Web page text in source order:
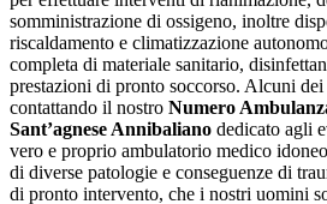
somministrazione di ossigeno, inoltre
riscaldamento e climatizzazione
completa di materiale sanitario,
prestazioni di pronto soccorso. Alcuni
contattando il nostro Numero
Sant’agnese Annibaliano dedicato agli
vero e proprio ambulatorio medico
di diverse patologie e conseguenze di
di pronto intervento, che i nostri uomini